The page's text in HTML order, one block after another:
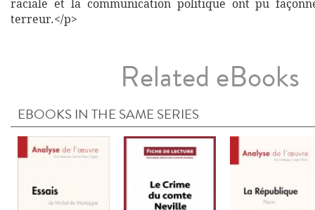
raciale et la communication politique ont pu
terreur.</p>
Related eBooks
EBOOKS IN THE SAME SERIES